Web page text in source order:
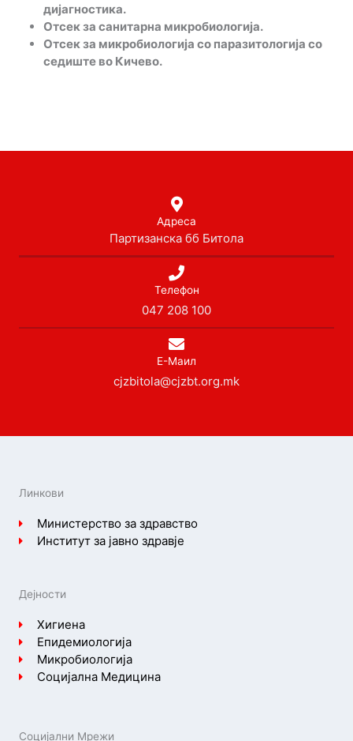
дијагностика.
Отсек за санитарна микробиологија.
Отсек за микробиологија со паразитологија со
седиште во Кичево.
Адреса
Партизанска бб Битола
Телефон
047 208 100
Е-Маил
cjzbitola@cjzbt.org.mk
Линкови
Министерство за здравство
Институт за јавно здравје
Дејности
Хигиена
Епидемиологија
Микробиологија
Социјална Медицина
Социјални Мрежи